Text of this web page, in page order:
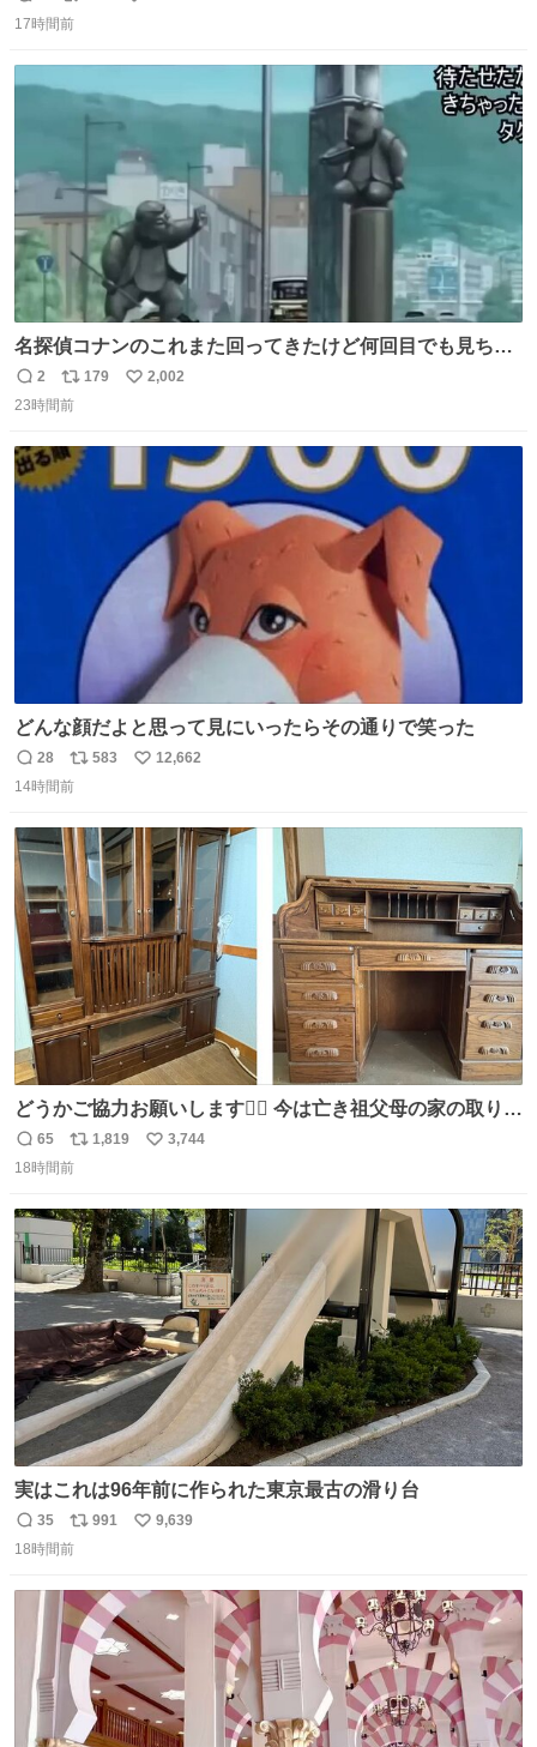
返
信
リ
ポ
い
17時間前
名探偵コナンのこれまた回ってきたけど何回目でも見ちゃ
う魔力あるのよな
返
信
2
リ
ポ
ト
数
179
い
2,002
23時間前
どんな顔だよと思って見にいったらその通りで笑った
返
信
28
リ
ポ
ト
数
583
い
数
12,662
14時間前
どうかご協力お願いします🙇‍♂️ 今は亡き祖父母の家の取り壊
しが決まり、どうしても処分して欲しくない食器棚と机の
引き取り手を探しております この2つは私の祖母が当初一
さで亡くなりましたが、この家具達をとても大切にしてお
りました 続く↓
返
信
65
リ
ポ
ト
数
1,819
い
数
3,744
18時間前
実はこれは96年前に作られた東京最古の滑り台
返
信
35
リ
ポ
ト
数
991
い
9,639
18時間前